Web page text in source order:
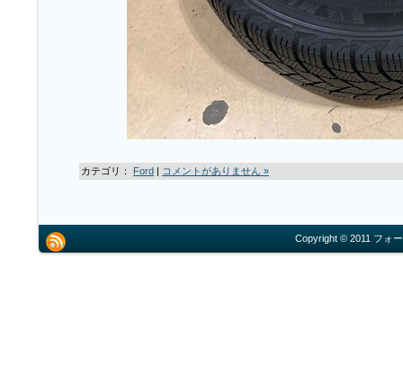
カテゴリ： Ford | コメントがありません »
Copyright © 2011 フォ